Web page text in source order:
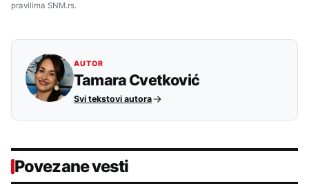
pravilima SNM.rs.
AUTOR
Tamara Cvetković
Svi tekstovi autora
Povezane vesti